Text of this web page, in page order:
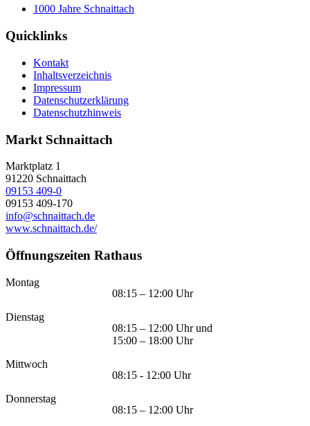
1000 Jahre Schnaittach
Quicklinks
Kontakt
Inhaltsverzeichnis
Impressum
Datenschutzerklärung
Datenschutzhinweis
Markt Schnaittach
Marktplatz 1
91220 Schnaittach
09153 409-0
09153 409-170
info@schnaittach.de
www.schnaittach.de/
Öffnungszeiten Rathaus
Montag
08:15 – 12:00 Uhr
Dienstag
08:15 – 12:00 Uhr und
15:00 – 18:00 Uhr
Mittwoch
08:15 - 12:00 Uhr
Donnerstag
08:15 – 12:00 Uhr